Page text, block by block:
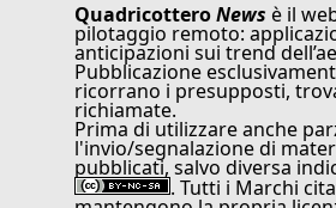
QuadricotteroNews è il
pilotaggio remoto:
anticipazioni sui trend
Pubblicazione
ricorrano i presupposti,
richiamate.
Prima di utilizzare anche
l'invio/segnalazione di
pubblicati, salvo diversa
. Tutti i Marchi